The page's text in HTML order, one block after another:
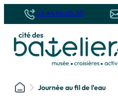
03.44.96.05.55
Le musée
Journée au fil de l’eau
Panneau de gestion des